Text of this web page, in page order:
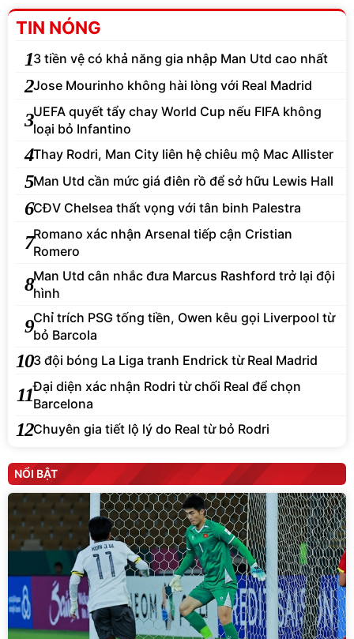
TIN NÓNG
13 tiền vệ có khả năng gia nhập Man Utd cao nhất
2Jose Mourinho không hài lòng với Real Madrid
3UEFA quyết tẩy chay World Cup nếu FIFA không
loại bỏ Infantino
4Thay Rodri, Man City liên hệ chiêu mộ Mac Allister
5Man Utd cần mức giá điên rồ để sở hữu Lewis Hall
6CĐV Chelsea thất vọng với tân binh Palestra
7Romano xác nhận Arsenal tiếp cận Cristian
Romero
8Man Utd cân nhắc đưa Marcus Rashford trở lại đội
hình
9Chỉ trích PSG tống tiền, Owen kêu gọi Liverpool từ
bỏ Barcola
103 đội bóng La Liga tranh Endrick từ Real Madrid
11Đại diện xác nhận Rodri từ chối Real để chọn
Barcelona
12Chuyên gia tiết lộ lý do Real từ bỏ Rodri
NỔI BẬT